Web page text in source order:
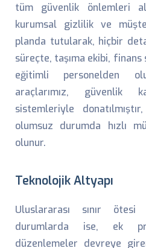
tüm güvenlik önlemleri
kurumsal gizlilik ve
planda tutularak, hiçbir
süreçte, taşıma ekibi,
eğitimli personelden
araçlarımız, güvenlik
sistemleriyle
olumsuz durumda hızlı
olunur.
Teknolojik Altyapı
Uluslararası sınır ötesi
durumlarda ise, ek
düzenlemeler devreye